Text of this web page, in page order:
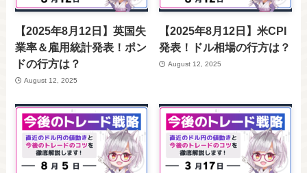
【2025年8月12日】英国失
業率＆雇用統計発表！ポン
ドの行方は？
August 12, 2025
【2025年8月12日】米CPI
発表！ドル相場の行方は？
August 12, 2025